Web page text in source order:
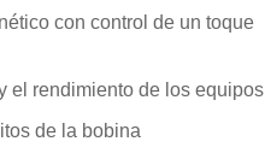
con control de un toque
el rendimiento de los equipos
de la bobina